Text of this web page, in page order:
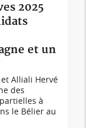
2025
et un
Alliali Hervé
des
à
le Bélier au